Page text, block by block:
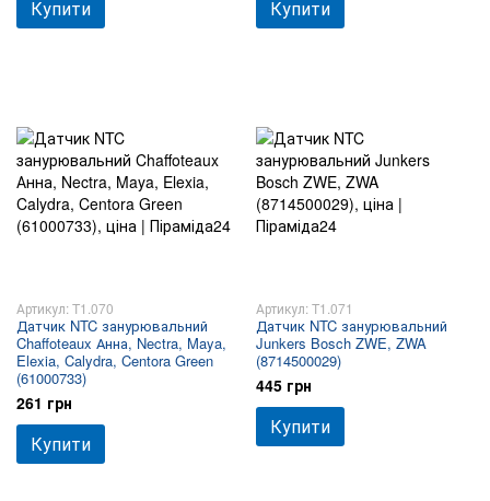
Купити Купити
Артикул: T1.070
Датчик NTC занурювальний
Chaffoteaux Анна, Nectra, Maya,
Elexia, Calydra, Centora Green
(61000733)
261 грн
Купити
Артикул: T1.071
Датчик NTC занурювальний
Junkers Bosch ZWE, ZWA
(8714500029)
445 грн
Купити